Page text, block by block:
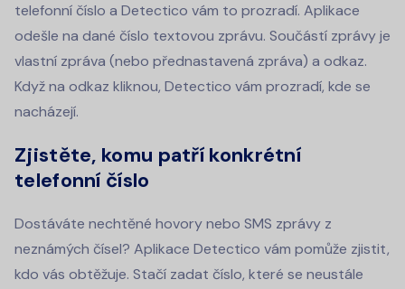
telefonní číslo a Detectico vám to prozradí. Aplikace
odešle na dané číslo textovou zprávu. Součástí zprávy je
vlastní zpráva (nebo přednastavená zpráva) a odkaz.
Když na odkaz kliknou, Detectico vám prozradí, kde se
nacházejí.
Zjistěte, komu patří konkrétní
telefonní číslo
Dostáváte nechtěné hovory nebo SMS zprávy z
neznámých čísel? Aplikace Detectico vám pomůže zjistit,
kdo vás obtěžuje. Stačí zadat číslo, které se neustále